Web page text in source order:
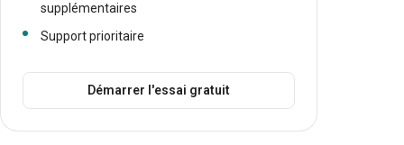
supplémentaires
Support prioritaire
Démarrer l'essai gratuit